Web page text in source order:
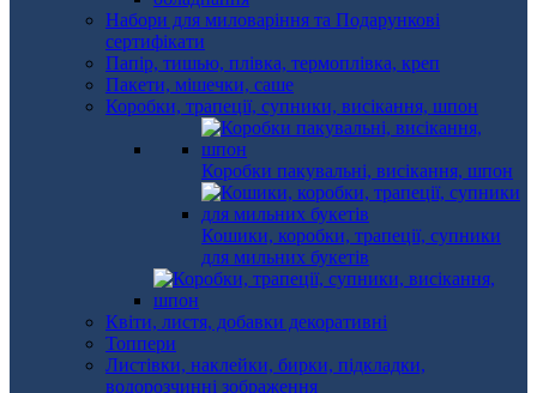
Набори для миловаріння та Подарункові
сертифікати
Папір, тишью, плівка, термоплівка, креп
Пакети, мішечки, саше
Коробки, трапеції, супники, висікання, шпон
Коробки пакувальні, висікання, шпон
Кошики, коробки, трапеції, супники
для мильних букетів
Квіти, листя, добавки декоративні
Топпери
Листівки, наклейки, бирки, підкладки,
водорозчинні зображення